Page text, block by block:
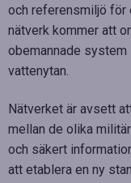
och referensmiljö för
nätverk kommer att
obemannade system
vattenytan.
Nätverket är avsett
mellan de olika
och säkert
att etablera en ny